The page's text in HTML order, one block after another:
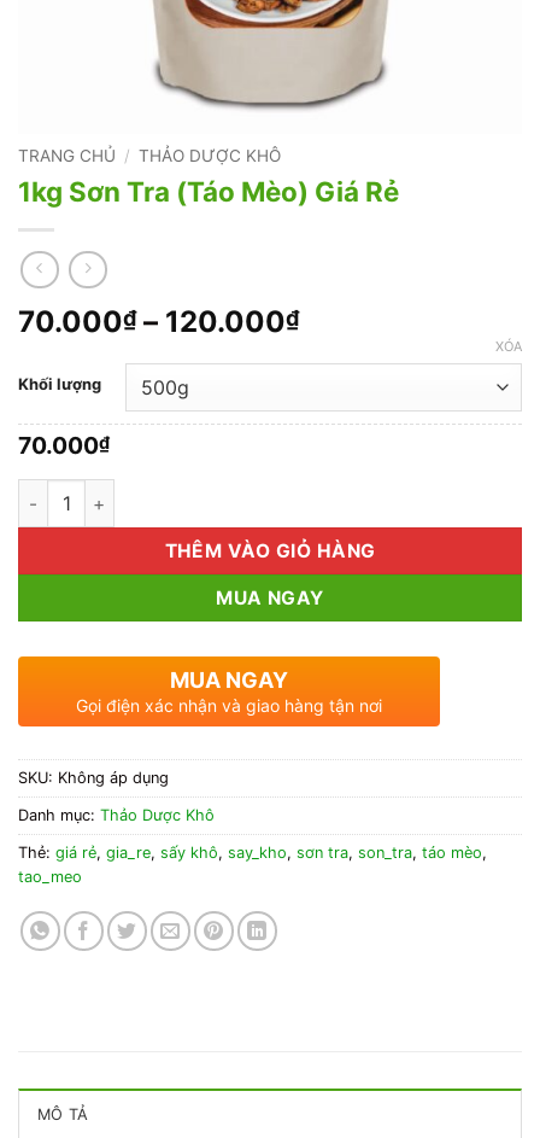
TRANG CHỦ / THẢO DƯỢC KHÔ
1kg Sơn Tra (Táo Mèo) Giá Rẻ
70.000₫ – 120.000₫Khoảng
70.000₫
đến
Khối lượng
XÓA
70.000₫
1kg Sơn Tra (Táo Mèo) Giá Rẻ số lượng
THÊM VÀO GIỎ HÀNG
MUA NGAY
MUA NGAY
Gọi điện xác nhận và giao hàng tận nơi
SKU: Không áp dụng
Danh mục: Thảo Dược Khô
Thẻ: giá rẻ, gia_re, sấy khô, say_kho, sơn tra, son_tra, táo mèo,
tao_meo
MÔ TẢ